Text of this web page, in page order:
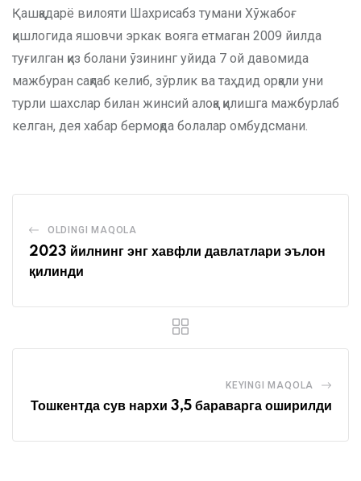
Қашқадарё вилояти Шахрисабз тумани Хўжабоғ
қишлогида яшовчи эркак вояга етмаган 2009 йилда
туғилган қиз болани ўзининг уйида 7 ой давомида
мажбуран сақлаб келиб, зўрлик ва таҳдид орқали уни
турли шахслар билан жинсий алоқа қилишга мажбурлаб
келган, дея хабар бермоқда болалар омбудсмани.
OLDINGI MAQOLA
2023 йилнинг энг хавфли давлатлари эълон
қилинди
KEYINGI MAQOLA
Тошкентда сув нархи 3,5 бараварга оширилди